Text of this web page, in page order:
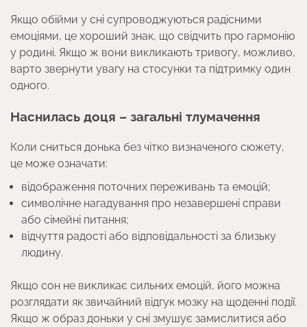
Якщо обійми у сні супроводжуються радісними
емоціями, це хороший знак, що свідчить про гармонію
у родині. Якщо ж вони викликають тривогу, можливо,
варто звернути увагу на стосунки та підтримку один
одного.
Наснилась доця – загальні тлумачення
Коли сниться донька без чітко визначеного сюжету,
це може означати:
відображення поточних переживань та емоцій;
символічне нагадування про незавершені справи
або сімейні питання;
відчуття радості або відповідальності за близьку
людину.
Якщо сон не викликає сильних емоцій, його можна
розглядати як звичайний відгук мозку на щоденні події.
Якщо ж образ доньки у сні змушує замислитися або